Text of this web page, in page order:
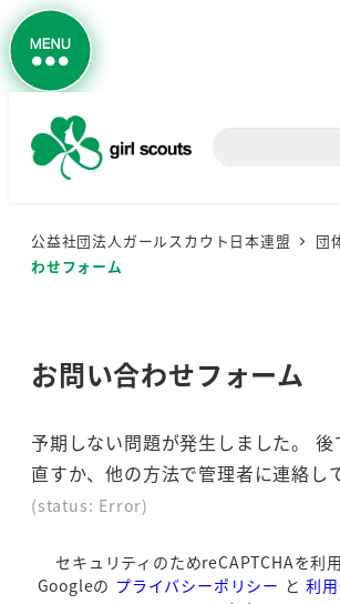
公益社団法人ガールスカウト日本連盟 団
わせフォーム
お問い合わせフォーム
予期しない問題が発生しました。 後
直すか、他の方法で管理者に連絡し
(status: Error)
セキュリティのためreCAPTCHAを利
Googleの プライバシーポリシー と利